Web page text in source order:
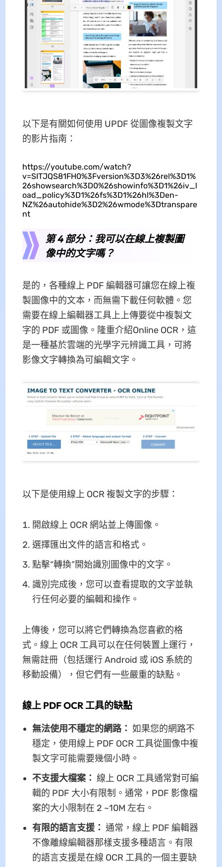
以下是有關如何使用 UPDF 從圖像複製文字
的影片指南：
https://youtube.com/watch?
v=SITJQS81FH0%3Fversion%3D3%26rel%3D1%
26showsearch%3D0%26showinfo%3D1%26iv_l
oad_policy%3D1%26fs%3D1%26hl%3Den-
NZ%26autohide%3D2%26wmode%3Dtranspare
nt
第 4 部分：我可以在線上複製圖
像中的文字嗎？
是的，各種線上 PDF 編輯器可讓您在線上複
製圖像中的文本，而無需下載任何軟體。您
需要在線上編輯器工具上上傳要從中複製文
字的 PDF 或圖像。隆重介紹Online OCR，這
是一種基於雲端的光學字元辨識工具，可將
影像文字轉換為可編輯文字。
以下是使用線上 OCR 複製文字的步驟：
開啟線上 OCR 網站並上傳圖像。
選擇匯出文件的語言和格式。
點擊“轉換”開始識別圖像中的文字。
識別完成後，您可以查看提取的文字並執
行任何必要的編輯和操作。
上傳後，您可以將它們轉換為您喜歡的格
式。線上 OCR 工具可以在任何裝置上運行，
無需註冊（包括運行 Android 或 iOS 系統的
移動設備），但它們有一些嚴重的缺點。
線上 PDF OCR 工具的缺點
無法使用不穩定的網路： 如果您的網路不
穩定，使用線上 PDF OCR 工具從圖像中複
製文字可能需要幾個小時。
不支援大檔案： 線上 OCR 工具通常對可編
輯的 PDF 大小有限制。通常，PDF 影像檔
案的大小限制在 2 ~10M 左右。
有限的語言支援： 通常，線上 PDF 編輯器
不像離線編輯器那樣支援多種語言。有限
的語言支援是在線 OCR 工具的一個主要缺